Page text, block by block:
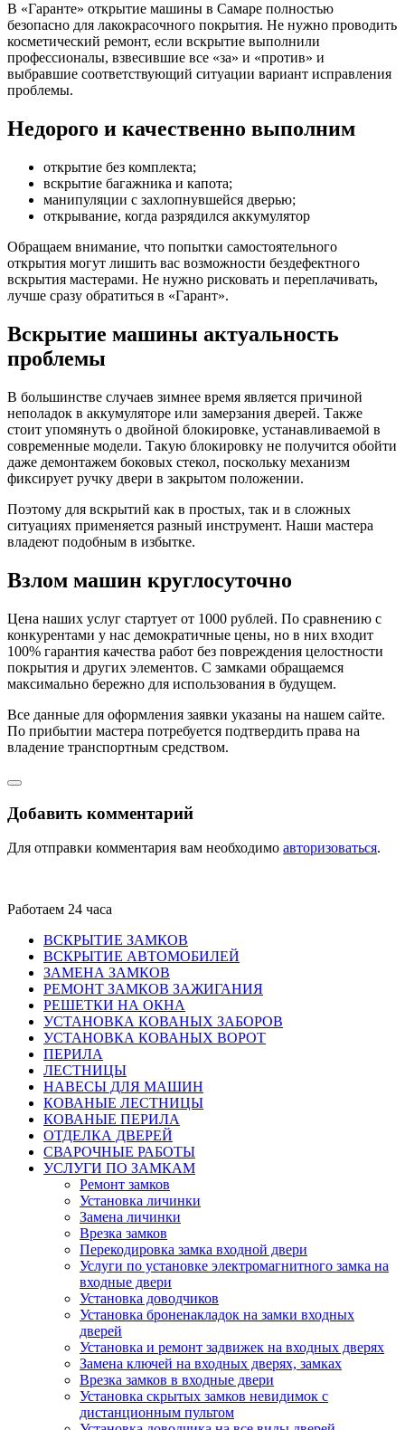
В «Гаранте» открытие машины в Самаре полностью
безопасно для лакокрасочного покрытия. Не нужно проводить
косметический ремонт, если вскрытие выполнили
профессионалы, взвесившие все «за» и «против» и
выбравшие соответствующий ситуации вариант исправления
проблемы.
Недорого и качественно выполним
открытие без комплекта;
вскрытие багажника и капота;
манипуляции с захлопнувшейся дверью;
открывание, когда разрядился аккумулятор
Обращаем внимание, что попытки самостоятельного
открытия могут лишить вас возможности бездефектного
вскрытия мастерами. Не нужно рисковать и переплачивать,
лучше сразу обратиться в «Гарант».
Вскрытие машины актуальность
проблемы
В большинстве случаев зимнее время является причиной
неполадок в аккумуляторе или замерзания дверей. Также
стоит упомянуть о двойной блокировке, устанавливаемой в
современные модели. Такую блокировку не получится обойти
даже демонтажем боковых стекол, поскольку механизм
фиксирует ручку двери в закрытом положении.
Поэтому для вскрытий как в простых, так и в сложных
ситуациях применяется разный инструмент. Наши мастера
владеют подобным в избытке.
Взлом машин круглосуточно
Цена наших услуг стартует от 1000 рублей. По сравнению с
конкурентами у нас демократичные цены, но в них входит
100% гарантия качества работ без повреждения целостности
покрытия и других элементов. С замками обращаемся
максимально бережно для использования в будущем.
Все данные для оформления заявки указаны на нашем сайте.
По прибытии мастера потребуется подтвердить права на
владение транспортным средством.
Добавить комментарий
Для отправки комментария вам необходимо авторизоваться.
Работаем 24 часа
ВСКРЫТИЕ ЗАМКОВ
ВСКРЫТИЕ АВТОМОБИЛЕЙ
ЗАМЕНА ЗАМКОВ
РЕМОНТ ЗАМКОВ ЗАЖИГАНИЯ
РЕШЕТКИ НА ОКНА
УСТАНОВКА КОВАНЫХ ЗАБОРОВ
УСТАНОВКА КОВАНЫХ ВОРОТ
ПЕРИЛА
ЛЕСТНИЦЫ
НАВЕСЫ ДЛЯ МАШИН
КОВАНЫЕ ЛЕСТНИЦЫ
КОВАНЫЕ ПЕРИЛА
ОТДЕЛКА ДВЕРЕЙ
СВАРОЧНЫЕ РАБОТЫ
УСЛУГИ ПО ЗАМКАМ
Ремонт замков
Установка личинки
Замена личинки
Врезка замков
Перекодировка замка входной двери
Услуги по установке электромагнитного замка на
входные двери
Установка доводчиков
Установка броненакладок на замки входных
дверей
Установка и ремонт задвижек на входных дверях
Замена ключей на входных дверях, замках
Врезка замков в входные двери
Установка скрытых замков невидимок с
дистанционным пультом